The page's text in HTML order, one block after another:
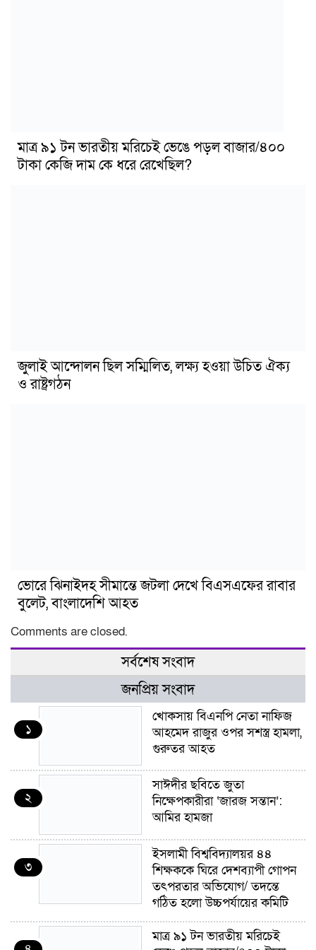
মাত্র ৯১ টন ভারতীয় মরিচেই ভেঙে পড়ল বাজার/৪০০
টাকা কেজি দাম কে ধরে রেখেছিল?
জুলাই আন্দোলন ছিল সম্মিলিত, লক্ষ্য হওয়া উচিত ঐক্য
ও রাষ্ট্রগঠন
ভোরে ঝিনাইদহ সীমান্তে জটলা দেখে বিএসএফের রাবার
বুলেট, বাংলাদেশি আহত
Comments are closed.
সর্বশেষ সংবাদ
জনপ্রিয় সংবাদ
১
খোকসায় বিএনপি নেতা নাফিজ
আহমেদ রাজুর ওপর সশস্ত্র হামলা,
গুরুতর আহত
২
সাঈদীর ছবিতে জুতা
নিক্ষেপকারীরা ‘জারজ সন্তান’:
আমির হামজা
৩
ইসলামী বিশ্ববিদ্যালয়র ৪৪
শিক্ষককে ঘিরে দেশব্যাপী গোপন
তৎপরতার অভিযোগ/ তদন্তে
গঠিত হলো উচ্চপর্যায়ের কমিটি
মাত্র ৯১ টন ভারতীয় মরিচেই